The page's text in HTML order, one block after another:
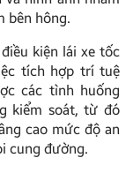
bên hông.
kiện lái xe tốc
tích hợp trí tuệ
các tình huống
kiểm soát, từ đó
cao mức độ an
cung đường.